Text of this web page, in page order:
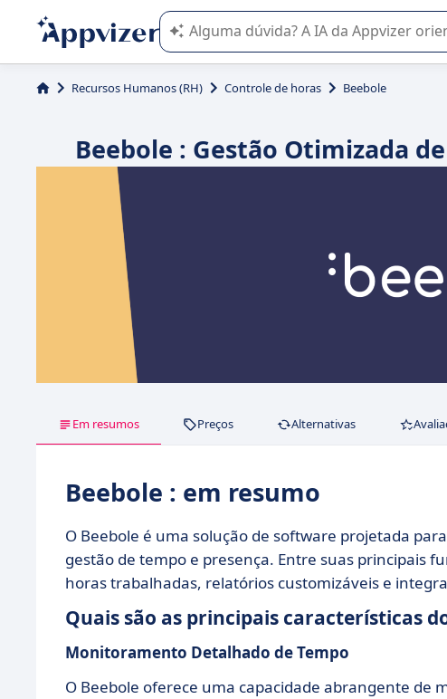
A IA do Appvizer o orienta no uso ou na
Recursos Humanos (RH) Controle de horas Beebole
Beebole : Gestão Otimizada
Em resumos Preços Alternativas
Beebole : em resumo
O Beebole é uma solução de software projetada
gestão de tempo e presença. Entre suas principais
horas trabalhadas, relatórios customizáveis e
Quais são as principais características
Monitoramento Detalhado de Tempo
O Beebole oferece uma capacidade abrangente de